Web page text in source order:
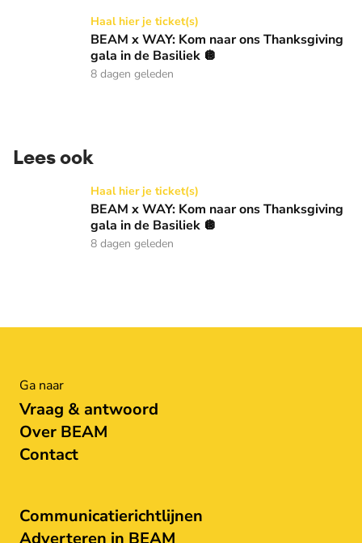
BEAM x WAY: Kom naar ons Thanksgiving gala in de
Haal hier je ticket(s)
BEAM x WAY: Kom naar ons Thanksgiving
gala in de Basiliek 🪩
8 dagen geleden
Lees ook
BEAM x WAY: Kom naar ons Thanksgiving gala in de
Haal hier je ticket(s)
BEAM x WAY: Kom naar ons Thanksgiving
gala in de Basiliek 🪩
8 dagen geleden
Ga naar
Vraag & antwoord
Over BEAM
Contact
Communicatierichtlijnen
Adverteren in BEAM